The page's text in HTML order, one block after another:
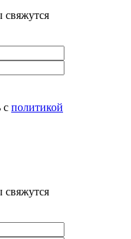
свяжутся
с политикой
свяжутся